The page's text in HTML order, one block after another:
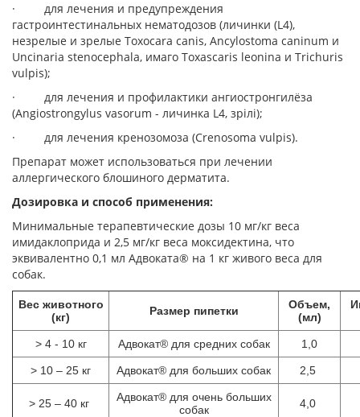
· для лечения и предупреждения
гастроинтестинальных нематодозов (личинки (L4),
незрелые и зрелые Toxocara canis, Ancylostoma caninum и
Uncinaria stenocephala, имаго Toxascaris leonina и Trichuris
vulpis);
· для лечения и профилактики ангиостронгилёза
(Angiostrongylus vasorum - личинка L4, зрілі);
· для лечения кренозомоза (Сrenosoma vulpis).
Препарат может использоваться при лечении
аллергического блошиного дерматита.
Дозировка и способ применения:
Минимальные терапевтические дозы 10 мг/кг веса
имидаклоприда и 2,5 мг/кг веса моксидектина, что
эквивалентно 0,1 мл Адвоката® на 1 кг живого веса для
собак.
Вес животного
(кг)
Размер пипетки
Объем,
(мл)
> 4 - 10 кг Адвокат® для средних собак 1,0
> 10 – 25 кг Адвокат® для больших собак 2,5
> 25 – 40 кг
Адвокат® для очень больших
собак
4,0